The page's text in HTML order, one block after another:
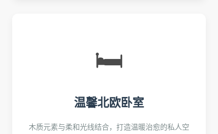
🛏️
温馨北欧卧室
木质元素与柔和光线结合，打造温暖治愈的私人空